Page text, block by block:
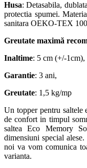
Husa: Detasabila,
protectia spumei.
sanitara OEKO-TEX
Greutate maximă
Inaltime: 5 cm (+/-1cm),
Garantie: 3 ani,
Greutate: 1,5 kg/mp
Un topper pentru saltele
de confort in timpul
saltea Eco Memory
dimensiuni special
noi va vom comunica
varianta.